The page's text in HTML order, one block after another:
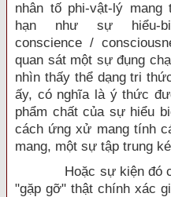
nhân tố phi-vật-lý mang
hạn như sự hiểu-
conscience /
quan sát một sự đụng
nhìn thấy thể dạng tri
ấy, có nghĩa là ý thức
phẩm chất của sự hiểu
cách ứng xử mang tính
mang, một sự tập trung
Hoặc sự kiện đó
"gặp gỡ" thật chính xác